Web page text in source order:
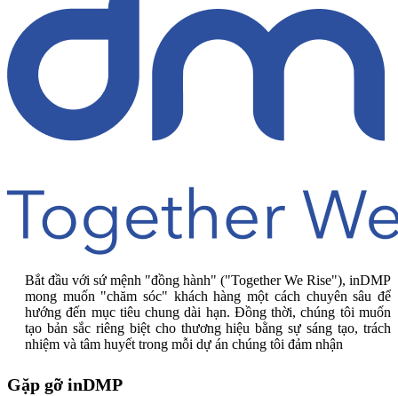
Bắt đầu với sứ mệnh "đồng hành" ("Together We Rise"), inDMP
mong muốn "chăm sóc" khách hàng một cách chuyên sâu để
hướng đến mục tiêu chung dài hạn. Đồng thời, chúng tôi muốn
tạo bản sắc riêng biệt cho thương hiệu bằng sự sáng tạo, trách
nhiệm và tâm huyết trong mỗi dự án chúng tôi đảm nhận
Gặp gỡ inDMP